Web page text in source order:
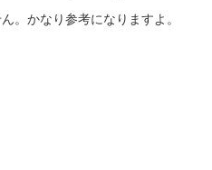
。かなり参考になりますよ。